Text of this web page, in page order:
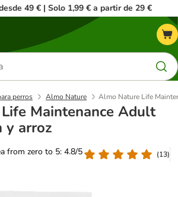
49 € | Solo 1,99 € a partir de 29 €
perros Almo Nature Almo Nature Life
Maintenance Adult
y arroz
from zero to 5: 4.8/5
(13)